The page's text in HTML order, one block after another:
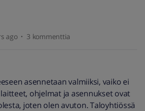
ago 3 kommenttia
asennetaan valmiiksi, vaiko ei
ohjelmat ja asennukset ovat
joten olen avuton. Taloyhtiössä